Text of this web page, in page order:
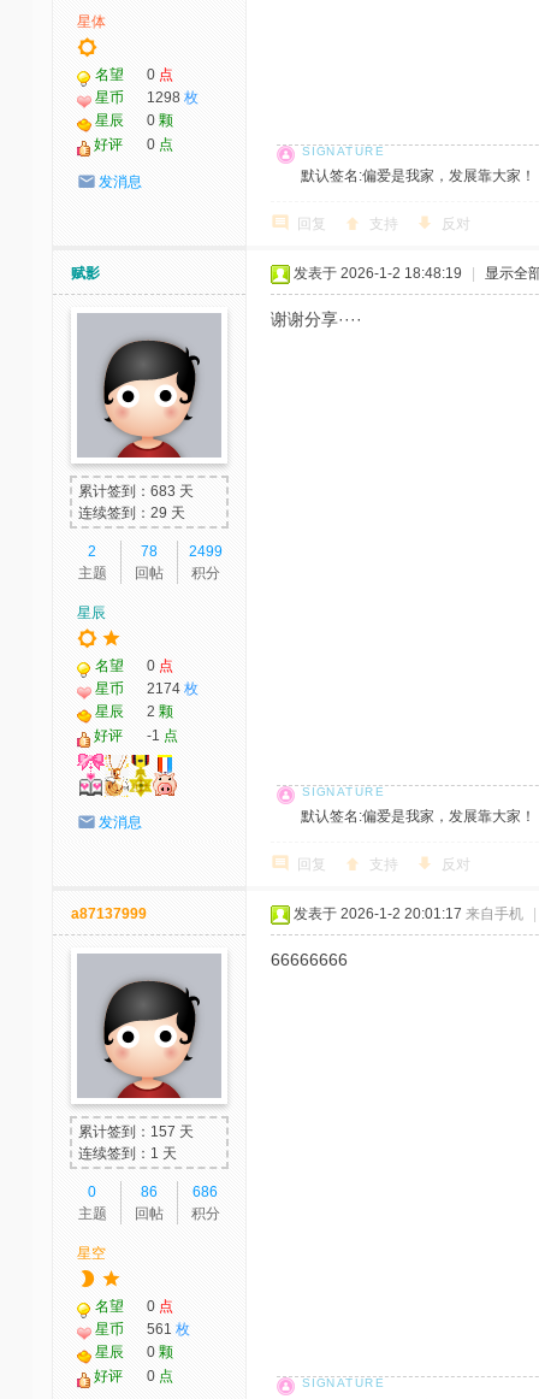
星体
名望 0 点
星币
1298 枚
星辰
0 颗
好评
0 点
发消息 默认签名:偏爱是我家，发展靠大家
回复 支持 反对
赋影
累计签到：683 天
连续签到：29 天
2
主题
78
回帖
2499
积分
星辰
名望 0 点
星币
2174 枚
星辰
2 颗
好评
-1 点
发消息
发表于 2026-1-2 18:48:19 显示全
谢谢分享····
默认签名:偏爱是我家，发展靠大家
回复 支持 反对
a87137999
累计签到：157 天
连续签到：1 天
0
主题
86
回帖
686
积分
星空
名望 0 点
星币
561 枚
星辰
0 颗
好评
0 点
发表于 2026-1-2 20:01:17 来自手机
66666666